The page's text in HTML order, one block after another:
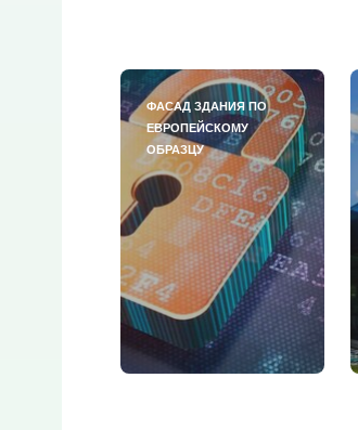
ФАСАД ЗДАНИЯ ПО
ЕВРОПЕЙСКОМУ
ОБРАЗЦУ